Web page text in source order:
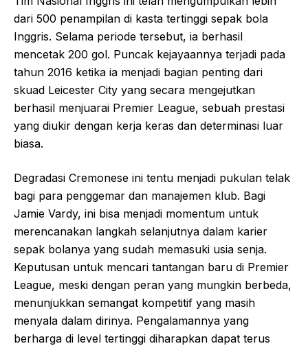
dari 500 penampilan di kasta tertinggi sepak bola
Inggris. Selama periode tersebut, ia berhasil
mencetak 200 gol. Puncak kejayaannya terjadi pada
tahun 2016 ketika ia menjadi bagian penting dari
skuad Leicester City yang secara mengejutkan
berhasil menjuarai Premier League, sebuah prestasi
yang diukir dengan kerja keras dan determinasi luar
biasa.
Degradasi Cremonese ini tentu menjadi pukulan telak
bagi para penggemar dan manajemen klub. Bagi
Jamie Vardy, ini bisa menjadi momentum untuk
merencanakan langkah selanjutnya dalam karier
sepak bolanya yang sudah memasuki usia senja.
Keputusan untuk mencari tantangan baru di Premier
League, meski dengan peran yang mungkin berbeda,
menunjukkan semangat kompetitif yang masih
menyala dalam dirinya. Pengalamannya yang
berharga di level tertinggi diharapkan dapat terus